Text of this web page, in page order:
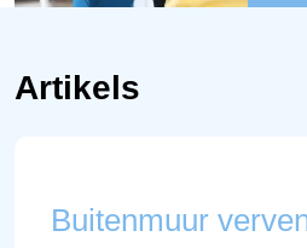
Artikels
Buitenmuur